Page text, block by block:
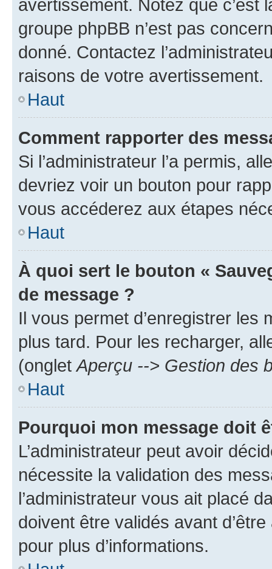
avertissement. Notez que c’est
groupe phpBB n’est pas
donné. Contactez
raisons de votre avertissement.
Haut
Comment rapporter des
Si l’administrateur l’a permis,
devriez voir un bouton pour
vous accéderez aux étapes
Haut
À quoi sert le bouton «
de message ?
Il vous permet d’enregistrer
plus tard. Pour les recharger,
(onglet Aperçu --> Gestion des
Haut
Pourquoi mon message doit
L’administrateur peut avoir
nécessite la validation des
l’administrateur vous ait placé
doivent être validés avant
pour plus d’informations.